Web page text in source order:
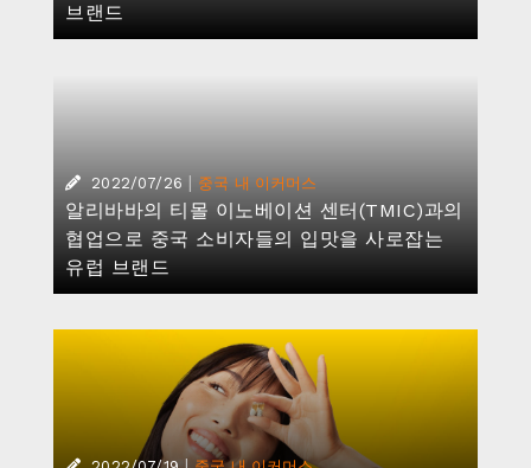
브랜드
2022/07/26 | 중국 내 이커머스
알리바바의 티몰 이노베이션 센터(TMIC)과의
협업으로 중국 소비자들의 입맛을 사로잡는
유럽 브랜드